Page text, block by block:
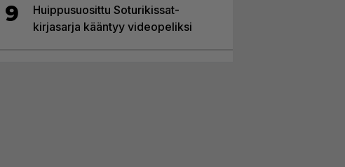
9
Huippusuosittu Soturikissat-
kirjasarja kääntyy videopeliksi